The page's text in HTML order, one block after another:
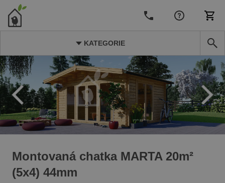
KATEGORIE
Montovaná chatka MARTA 20m²
(5x4) 44mm